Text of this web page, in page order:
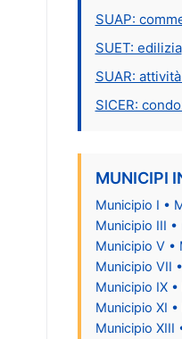
SUAP:
SUET: edilizia
SUAR:
SICER:
MUNICIPI
Municipio I •
Municipio III
Municipio V •
Municipio VII
Municipio IX
Municipio XI
Municipio XIII